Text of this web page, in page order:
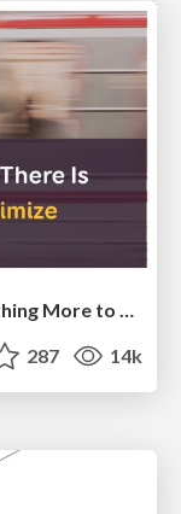
Cheating the UX When There Is Nothing More to Optimize - PixelPioneers
287 14k